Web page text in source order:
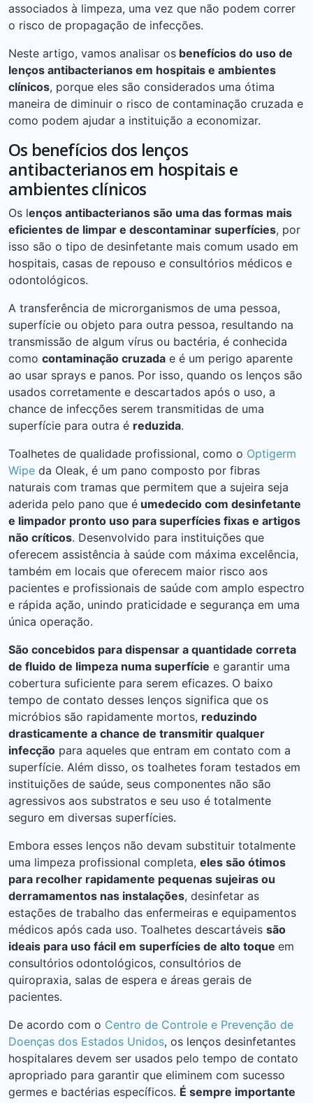
associados à limpeza, uma vez que não podem correr
o risco de propagação de infecções.
Neste artigo, vamos analisar os benefícios do uso de
lenços antibacterianos em hospitais e ambientes
clínicos, porque eles são considerados uma ótima
maneira de diminuir o risco de contaminação cruzada e
como podem ajudar a instituição a economizar.
Os benefícios dos lenços
antibacterianos em hospitais e
ambientes clínicos
Os lenços antibacterianos são uma das formas mais
eficientes de limpar e descontaminar superfícies, por
isso são o tipo de desinfetante mais comum usado em
hospitais, casas de repouso e consultórios médicos e
odontológicos.
A transferência de microrganismos de uma pessoa,
superfície ou objeto para outra pessoa, resultando na
transmissão de algum vírus ou bactéria, é conhecida
como contaminação cruzada e é um perigo aparente
ao usar sprays e panos. Por isso, quando os lenços são
usados ​​corretamente e descartados após o uso, a
chance de infecções serem transmitidas de uma
superfície para outra é reduzida.
Toalhetes de qualidade profissional, como o Optigerm
Wipe da Oleak, é um pano composto por fibras
naturais com tramas que permitem que a sujeira seja
aderida pelo pano que é umedecido com desinfetante
e limpador pronto uso para superfícies fixas e artigos
não críticos. Desenvolvido para instituições que
oferecem assistência à saúde com máxima excelência,
também em locais que oferecem maior risco aos
pacientes e profissionais de saúde com amplo espectro
e rápida ação, unindo praticidade e segurança em uma
única operação.
São concebidos para dispensar a quantidade correta
de fluido de limpeza numa superfície e garantir uma
cobertura suficiente para serem eficazes. O baixo
tempo de contato desses lenços significa que os
micróbios são rapidamente mortos, reduzindo
drasticamente a chance de transmitir qualquer
infecção para aqueles que entram em contato com a
superfície. Além disso, os toalhetes foram testados em
instituições de saúde, seus componentes não são
agressivos aos substratos e seu uso é totalmente
seguro em diversas superfícies.
Embora esses lenços não devam substituir totalmente
uma limpeza profissional completa, eles são ótimos
para recolher rapidamente pequenas sujeiras ou
derramamentos nas instalações, desinfetar as
estações de trabalho das enfermeiras e equipamentos
médicos após cada uso. Toalhetes descartáveis ​​ são
ideais para uso fácil em superfícies de alto toque em
consultórios odontológicos, consultórios de
quiropraxia, salas de espera e áreas gerais de
pacientes.
De acordo com o Centro de Controle e Prevenção de
Doenças dos Estados Unidos, os lenços desinfetantes
hospitalares devem ser usados ​​pelo tempo de contato
apropriado para garantir que eliminem com sucesso
germes e bactérias específicos. É sempre importante